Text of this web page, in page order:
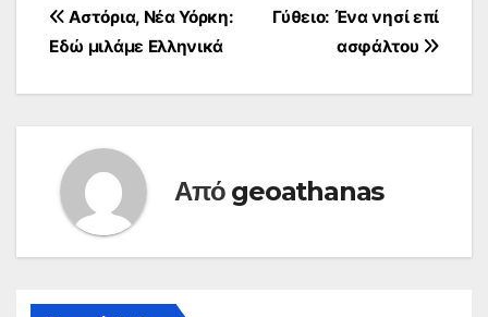
Πλοήγηση
άρθρων
Γύθειο: Ένα νησί επί
ασφάλτου
Αστόρια, Νέα Υόρκη:
Εδώ μιλάμε Ελληνικά
Από geoathanas